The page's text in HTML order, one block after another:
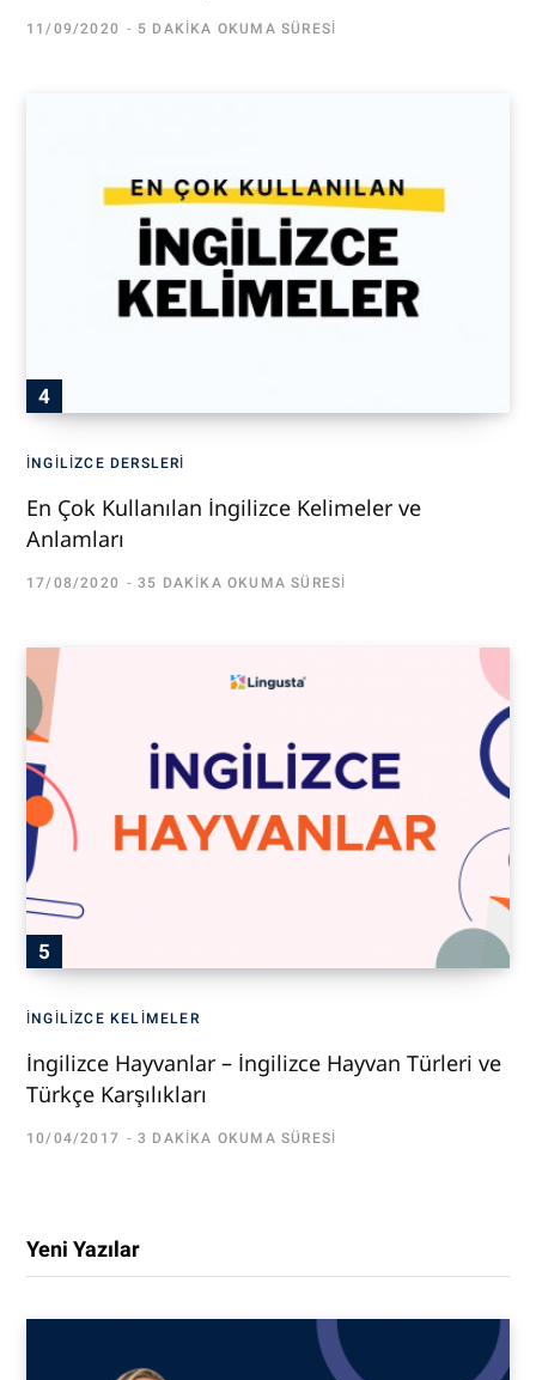
11/09/2020 5 DAKIKA OKUMA SÜRESI
İNGILIZCE DERSLERI
En Çok Kullanılan İngilizce Kelimeler ve
Anlamları
17/08/2020 35 DAKIKA OKUMA SÜRESI
İNGILIZCE KELIMELER
İngilizce Hayvanlar – İngilizce Hayvan Türleri ve
Türkçe Karşılıkları
10/04/2017 3 DAKIKA OKUMA SÜRESI
Yeni Yazılar